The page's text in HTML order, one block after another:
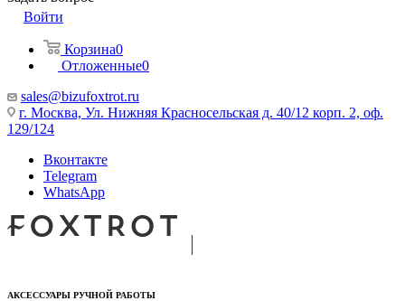
Войти
Корзина0
Отложенные0
sales@bizufoxtrot.ru
г. Москва, Ул. Нижняя Красносельская д. 40/12 корп. 2, оф.
129/124
Вконтакте
Telegram
WhatsApp
АКСЕССУАРЫ РУЧНОЙ РАБОТЫ